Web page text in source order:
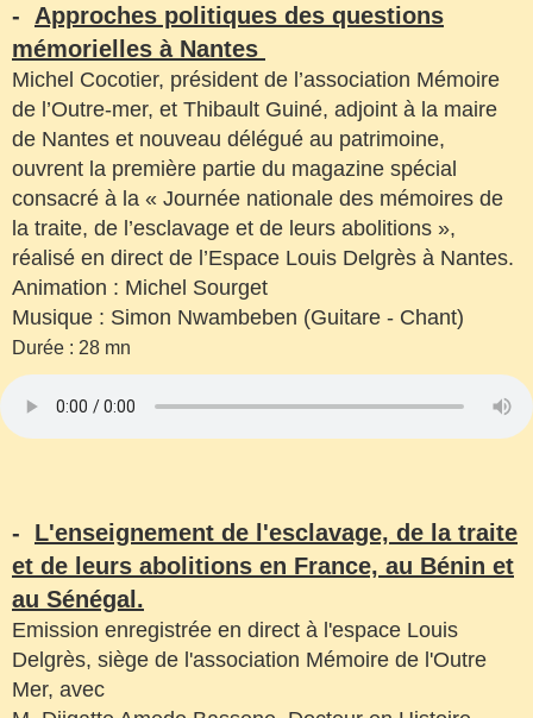
- Approches politiques des questions
mémorielles à Nantes
Michel Cocotier, président de l’association Mémoire
de l’Outre-mer, et Thibault Guiné, adjoint à la maire
de Nantes et nouveau délégué au patrimoine,
ouvrent la première partie du magazine spécial
consacré à la « Journée nationale des mémoires de
la traite, de l’esclavage et de leurs abolitions »,
réalisé en direct de l’Espace Louis Delgrès à Nantes.
Animation : Michel Sourget
Musique : Simon Nwambeben (Guitare - Chant)
Durée : 28 mn
- L'enseignement de l'esclavage, de la traite
et de leurs abolitions en France, au Bénin et
au Sénégal.
Emission enregistrée en direct à l'espace Louis
Delgrès, siège de l'association Mémoire de l'Outre
Mer, avec